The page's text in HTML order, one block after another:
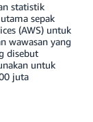
statistik
sepak
(AWS) untuk
wawasan yang
disebut
untuk
juta